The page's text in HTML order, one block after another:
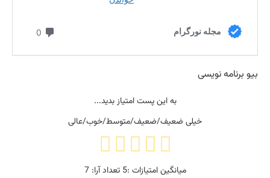
بیو برنامه نویسی
به این پست امتیاز بدید...
خیلی ضعیف/ضعیف/متوسط/خوب/عالی
میانگین امتیازات :5 تعداد آرا:7